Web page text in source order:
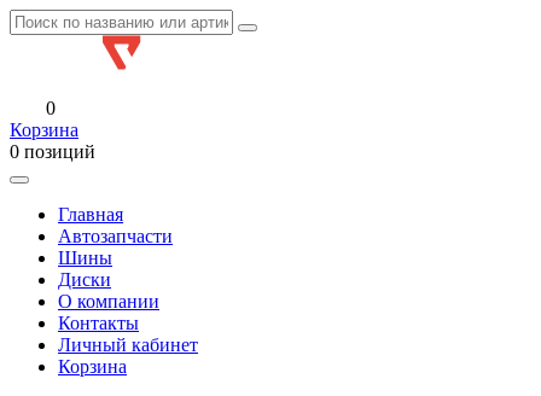
0
Корзина
0 позиций
Главная
Автозапчасти
Шины
Диски
О компании
Контакты
Личный кабинет
Корзина